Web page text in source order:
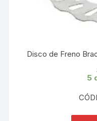
Disco de Freno
5